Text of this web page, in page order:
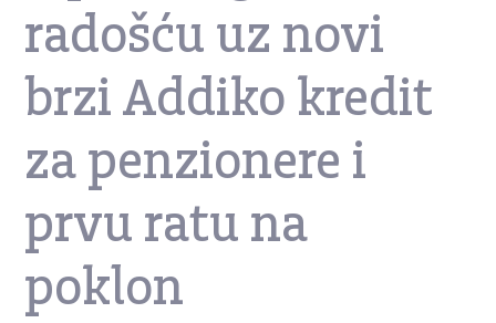
radošću uz novi
brzi Addiko kredit
za penzionere i
prvu ratu na
poklon